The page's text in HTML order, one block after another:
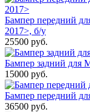
Бампер передний
2017>, б/у
25500 руб.
Бампер задний для
15000 руб.
Бампер передний
36500 руб.